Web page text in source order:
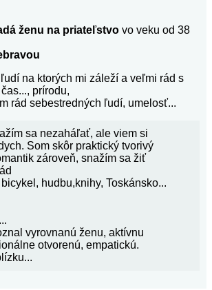
ženu na priateľstvo vo veku od 38
na ktorých mi záleží a veľmi rád s
prírodu,
rád sebestredných ľudí, umelosť...
sa nezaháľať, ale viem si
Som skôr praktický tvorivý
zároveň, snažím sa žiť
hudbu,knihy, Toskánsko...
vyrovnanú ženu, aktívnu
otvorenú, empatickú.